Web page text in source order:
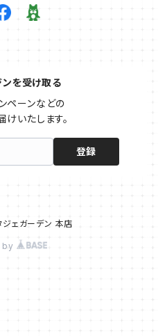
を受け取る
ペーンなどの
いたします。
登録
ェガーデン 本店
by